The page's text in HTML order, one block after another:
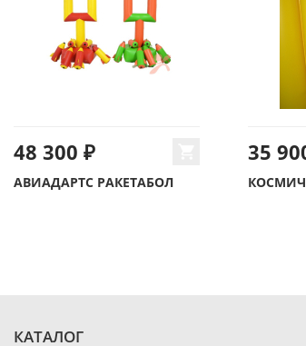
48 300 ₽
АВИАДАРТС РАКЕТАБОЛ
35
КАТАЛОГ